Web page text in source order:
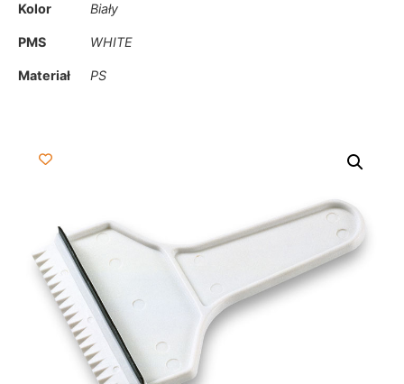
Kolor Biały
PMS WHITE
Materiał PS